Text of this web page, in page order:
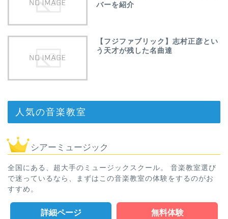
バーを紹介
【フジファブリック】志村正彦とい
う天才が残した名曲達
人気の音楽教室
シアーミュージック
全国にある、超大手のミュージックスクール。 音楽教室選び
で迷っているなら、まずはこの音楽教室の体験をするのがお
すすめ。
詳細ページ 無料体験